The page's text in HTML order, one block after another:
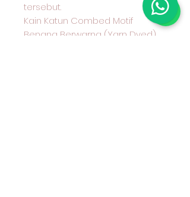
tersebut.
Kain Katun Combed Motif
Benang Berwarna (Yarn Dyed)